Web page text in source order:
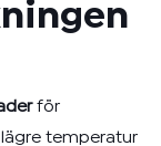
för
temperatur